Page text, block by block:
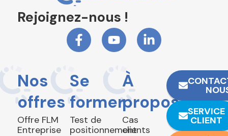
Rejoignez-nous !
Nos
offres
Offre FLM
Entreprise
Se
former
Test de
positionnement
À
propos
Cas
clients
SERVICE
CLIENT